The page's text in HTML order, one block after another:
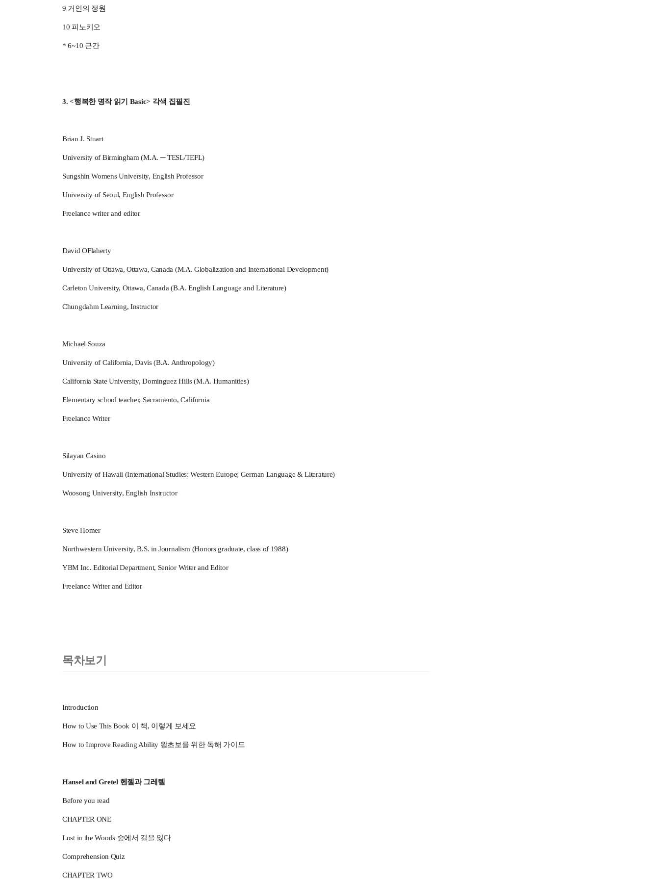
9 거인의 정원
10 피노키오
* 6~10 근간
3. <행복한 명작 읽기 Basic> 각색 집필진
Brian J. Stuart
University of Birmingham (M.A. ─ TESL/TEFL)
Sungshin Womens University, English Professor
University of Seoul, English Professor
Freelance writer and editor
David OFlaherty
University of Ottawa, Ottawa, Canada (M.A. Globalization and International Development)
Carleton University, Ottawa, Canada (B.A. English Language and Literature)
Chungdahm Learning, Instructor
Michael Souza
University of California, Davis (B.A. Anthropology)
California State University, Dominguez Hills (M.A. Humanities)
Elementary school teacher, Sacramento, California
Freelance Writer
Silayan Casino
University of Hawaii (International Studies: Western Europe; German Language & Literature)
Woosong University, English Instructor
Steve Homer
Northwestern University, B.S. in Journalism (Honors graduate, class of 1988)
YBM Inc. Editorial Department, Senior Writer and Editor
Freelance Writer and Editor
목차보기
Introduction
How to Use This Book 이 책, 이렇게 보세요
How to Improve Reading Ability 왕초보를 위한 독해 가이드
Hansel and Gretel 헨젤과 그레텔
Before you read
CHAPTER ONE
Lost in the Woods 숲에서 길을 잃다
Comprehension Quiz
CHAPTER TWO